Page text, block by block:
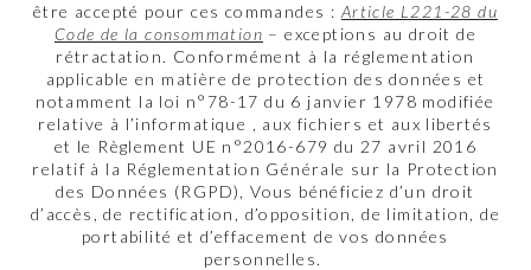
être accepté pour ces commandes : Article L221-28 du
Code de la consommation – exceptions au droit de
rétractation. Conformément à la réglementation
applicable en matière de protection des données et
notamment la loi n°78-17 du 6 janvier 1978 modifiée
relative à l’informatique , aux fichiers et aux libertés
et le Règlement UE n°2016-679 du 27 avril 2016
relatif à la Réglementation Générale sur la Protection
des Données (RGPD), Vous bénéficiez d’un droit
d’accès, de rectification, d’opposition, de limitation, de
portabilité et d’effacement de vos données
personnelles.